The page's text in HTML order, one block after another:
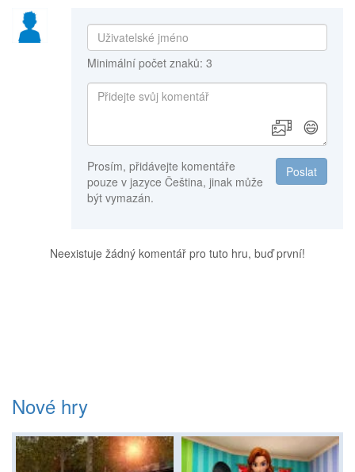
Minimální počet znaků: 3
😄
Poslat
Prosím, přidávejte komentáře
pouze v jazyce Čeština, jinak může
být vymazán.
Neexistuje žádný komentář pro tuto hru, buď první!
Nové hry